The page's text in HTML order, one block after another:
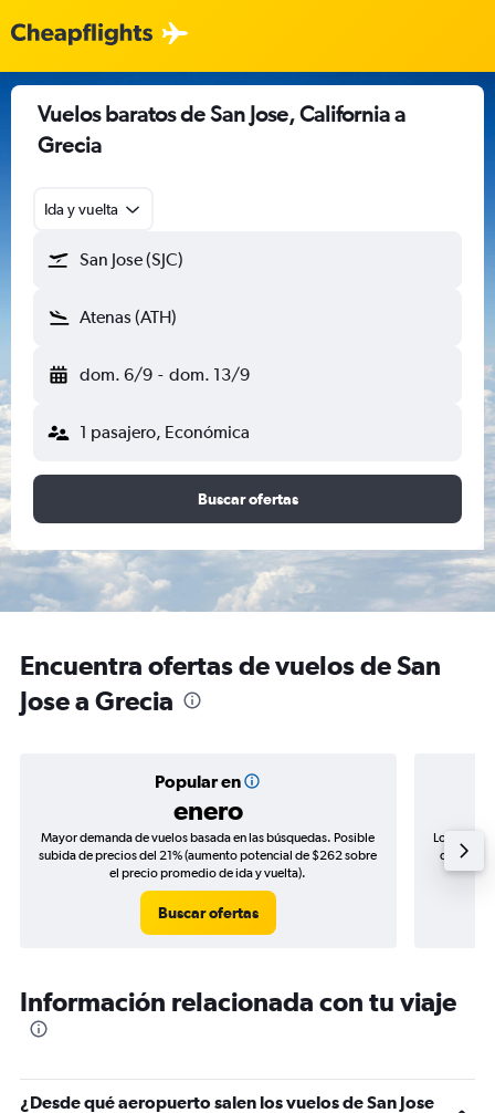
Vuelos baratos de San Jose, California a
Grecia
Ida y vuelta
San Jose (SJC)
Atenas (ATH)
dom. 6/9 - dom. 13/9
1 pasajero, Económica
Buscar ofertas
Encuentra ofertas de vuelos de San
Jose a Grecia
Popular en
enero
Mayor demanda de vuelos basada en las búsquedas. Posible
subida de precios del 21% (aumento potencial de $262 sobre
el precio promedio de ida y vuelta).
Buscar ofertas
Los
de
Información relacionada con tu viaje
¿Desde qué aeropuerto salen los vuelos de San Jose